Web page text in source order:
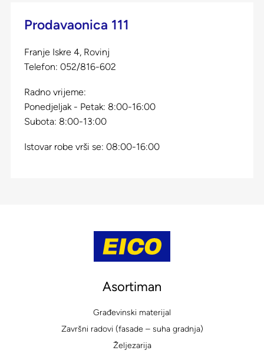
Prodavaonica 111
Franje Iskre 4, Rovinj
Telefon: 052/816-602
Radno vrijeme:
Ponedjeljak - Petak: 8:00-16:00
Subota: 8:00-13:00
Istovar robe vrši se: 08:00-16:00
Asortiman
Građevinski materijal
Završni radovi (fasade – suha gradnja)
Željezarija